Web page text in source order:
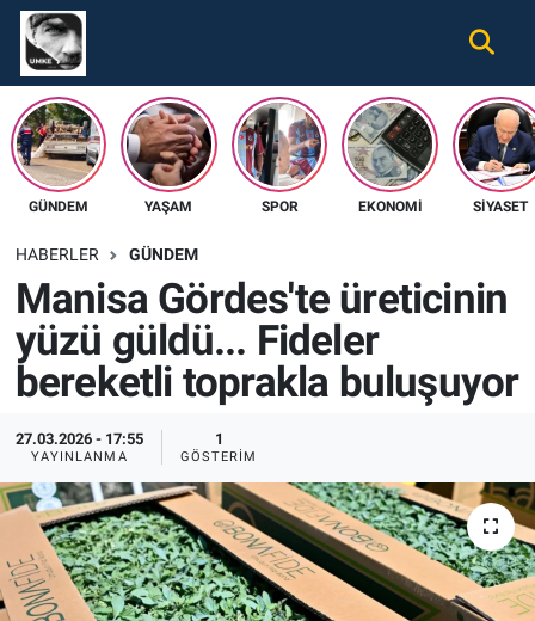
GÜNDEM YAŞAM SPOR EKONOMI SIYASET
HABERLER GÜNDEM
Manisa Gördes'te üreticinin
yüzü güldü... Fideler
bereketli toprakla buluşuyor
27.03.2026 - 17:55
YAYINLANMA
1
GÖSTERIM
Gündem
Ekonomi
Spor
Tüm Haberler
İletişim
Künye
Nöbetçi Eczaneler
Hava Durumu
Namaz Vakitleri
Süper Lig Puan Durumu ve Fikstür
Tüm Manşetler
Son Dakika Haberleri
Haber Arşivi